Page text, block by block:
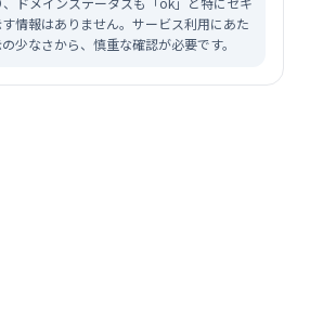
情報はありません。サービス利用にあた
少なさから、慎重な確認が必要です。